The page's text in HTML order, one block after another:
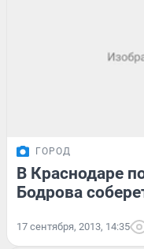
ГОРОД
В Краснодаре
Бодрова
17 сентября, 2013, 14:35